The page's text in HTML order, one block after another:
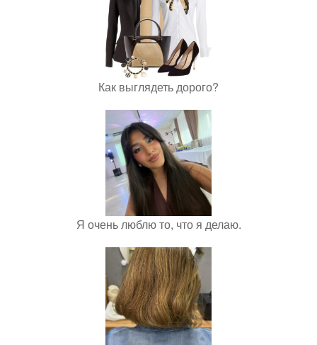
Как выглядеть дорого?
Я очень люблю то, что я делаю.